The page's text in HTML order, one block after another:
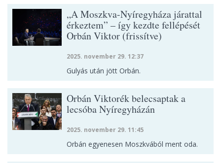
„A Moszkva-Nyíregyháza járattal
érkeztem” – így kezdte fellépését
Orbán Viktor (frissítve)
2025. november 29. 12:37
Gulyás után jött Orbán.
Orbán Viktorék belecsaptak a
lecsóba Nyíregyházán
2025. november 29. 11:45
Orbán egyenesen Moszkvából ment oda.